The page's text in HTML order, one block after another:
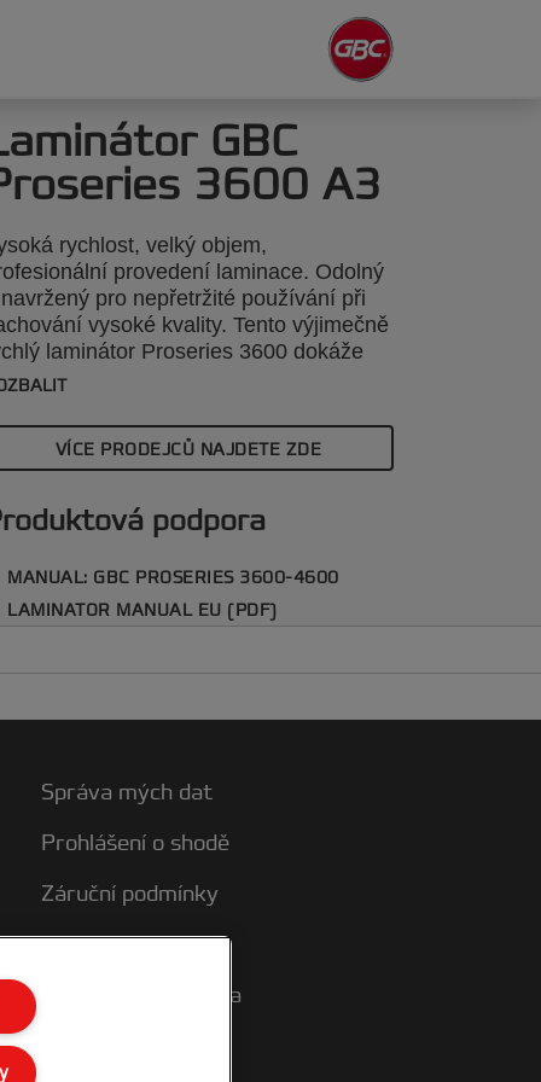
GBC
3600 A3
rychlost, velký objem,
provedení laminace. Odolný
pro nepřetržité používání při
vysoké kvality. Tento výjimečně
laminátor Proseries 3600 dokáže
všechny typy tištěných
A3. Jasný návod přímo na
usnadňuje volbu té správné
zaručuje profesionální výkon.
VÍCE PRODEJCŮ NAJDETE ZDE
podpora
MANUAL: GBC PROSERIES 3600-4600
LAMINATOR MANUAL EU (PDF)
Správa mých dat
Prohlášení o shodě
Záruční podmínky
Mapa stránek
Zákaznická podpora